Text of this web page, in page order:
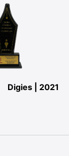
Digies | 2021